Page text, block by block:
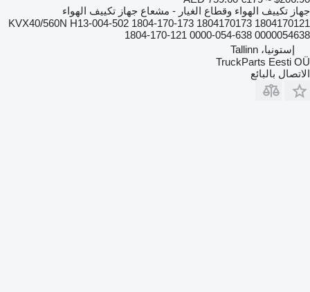
جهاز تكييف الهواء وقطاع الغيار - مشعاع جهاز تكييف الهواء
KVX40/560N H13-004-502 1804-170-173 1804170173 1804170121
1804-170-121 0000-054-638 0000054638
إستونيا، Tallinn
TruckParts Eesti OÜ
الاتصال بالبائع